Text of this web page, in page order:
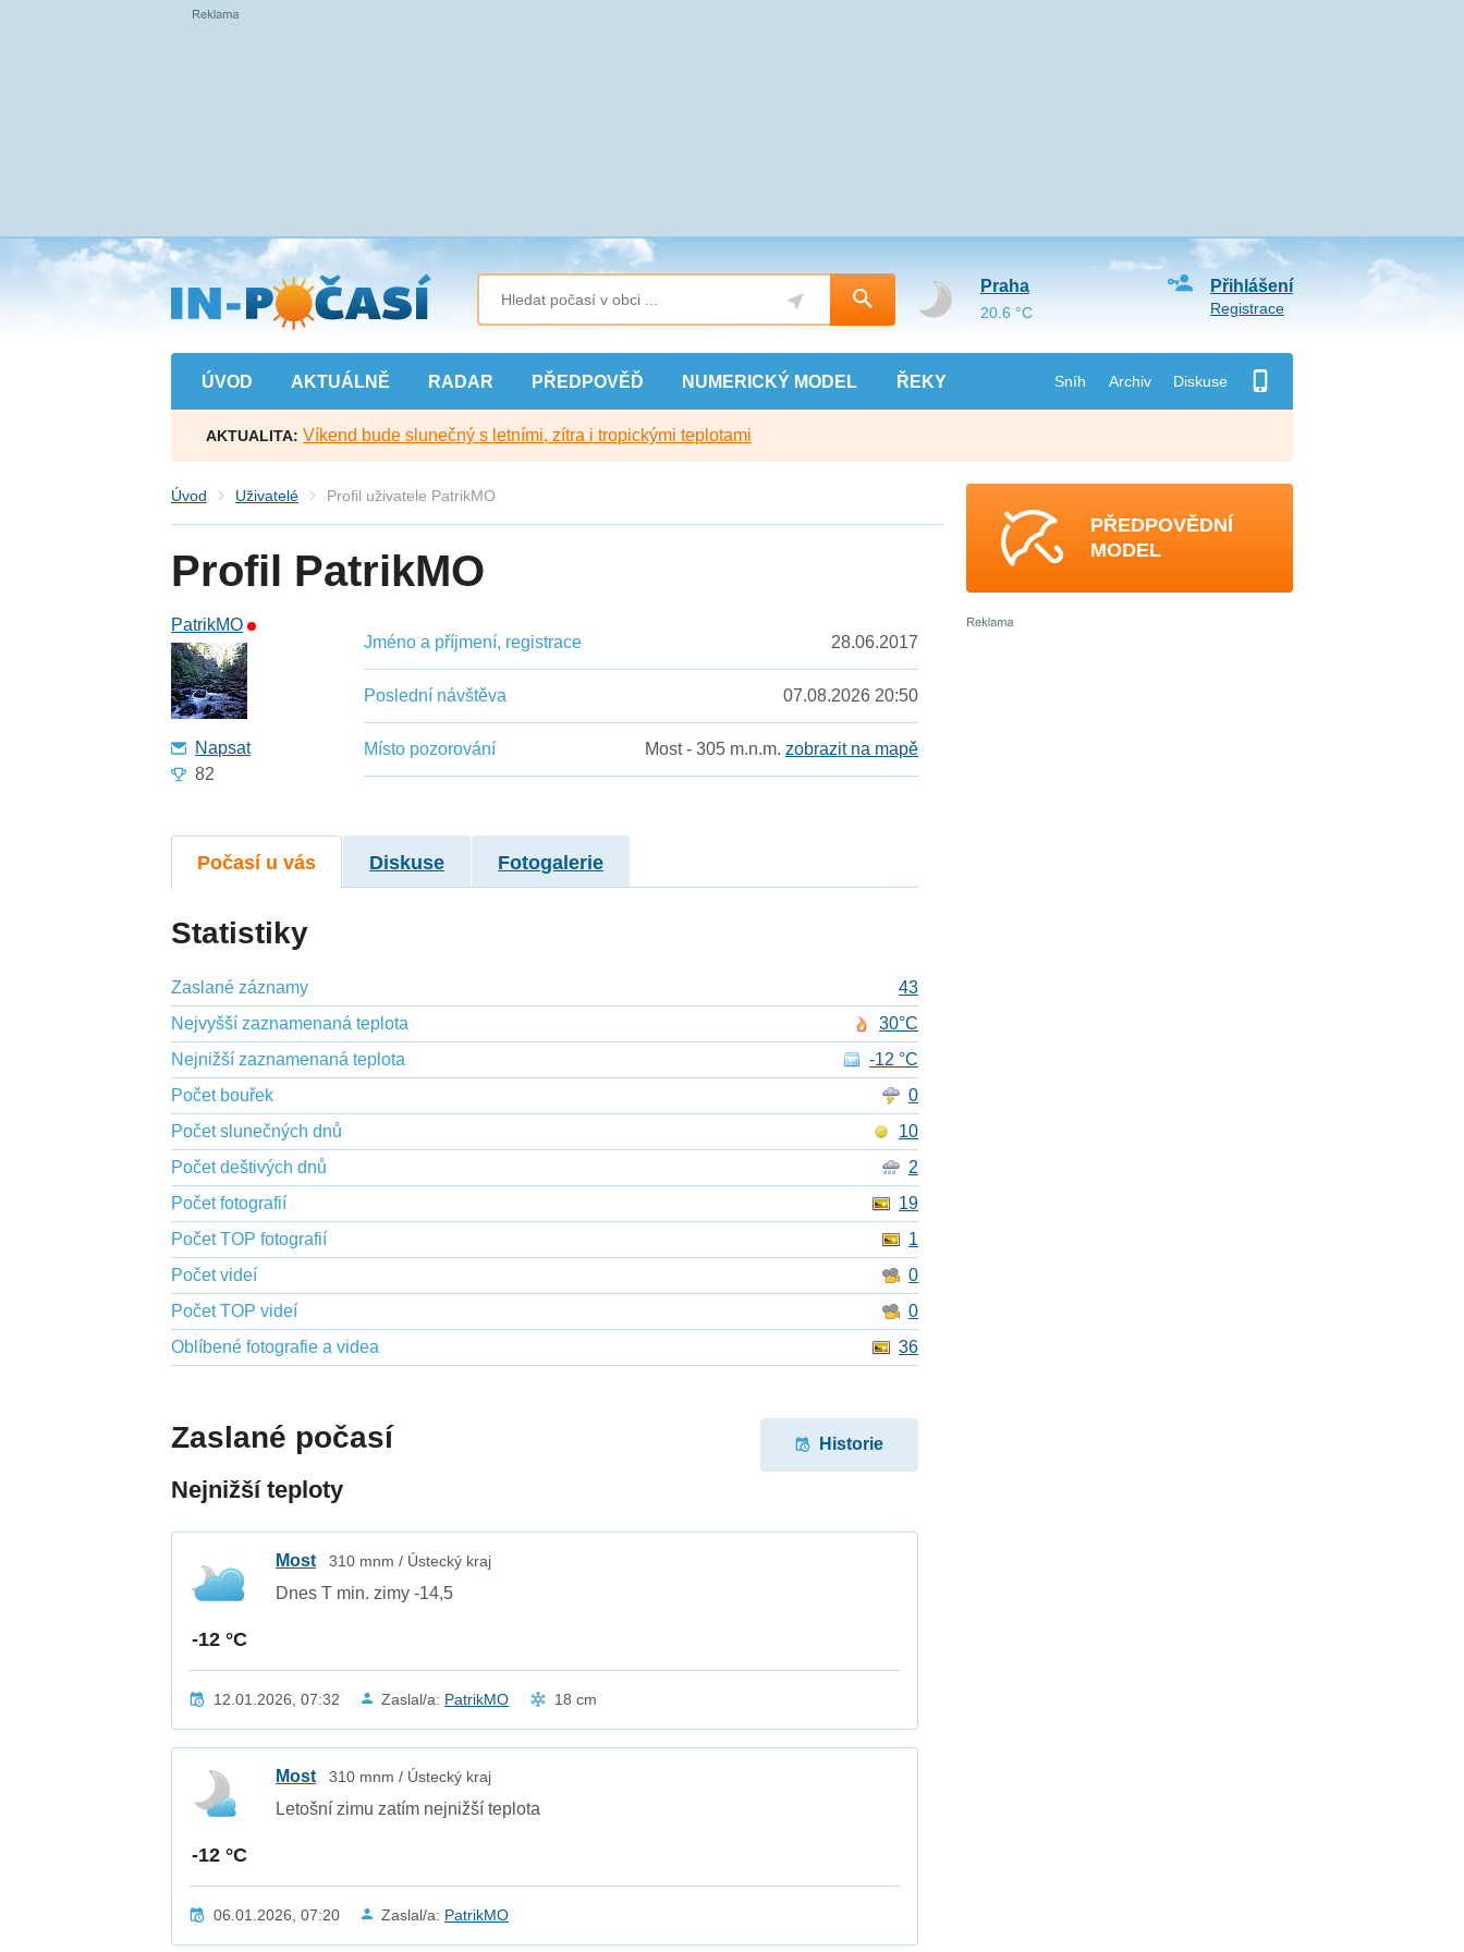
Přejít
na
hlavní
obsah
ÚVOD AKTUÁLNĚ RADAR PŘEDPOVĚĎ NUMERICKÝ MODEL ŘEKY Sníh Archiv Diskuse
Přihlášení
Registrace
Praha
20.6 °C
AKTUALITA: Víkend bude slunečný s letními, zítra i tropickými teplotami
Úvod Uživatelé Profil uživatele PatrikMO
Profil PatrikMO
PatrikMO
Napsat
82
Jméno a příjmení, registrace 28.06.2017
Poslední návštěva 07.08.2026 20:50
Místo pozorování Most - 305 m.n.m. zobrazit na mapě
Počasí u vás Diskuse Fotogalerie
Statistiky
Zaslané záznamy
43
Nejvyšší zaznamenaná teplota
30°C
Nejnižší zaznamenaná teplota
-12 °C
Počet bouřek
0
Počet slunečných dnů
10
Počet deštivých dnů
2
Počet fotografií
19
Počet TOP fotografií
1
Počet videí
0
Počet TOP videí
0
Oblíbené fotografie a videa
36
Zaslané počasí
Nejnižší teploty
Historie
-12 °C
Most 310 mnm / Ústecký kraj
Dnes T min. zimy -14,5
12.01.2026, 07:32 Zaslal/a: PatrikMO 18 cm
-12 °C
Most 310 mnm / Ústecký kraj
Letošní zimu zatím nejnižší teplota
06.01.2026, 07:20 Zaslal/a: PatrikMO
PŘEDPOVĚDNÍ
MODEL